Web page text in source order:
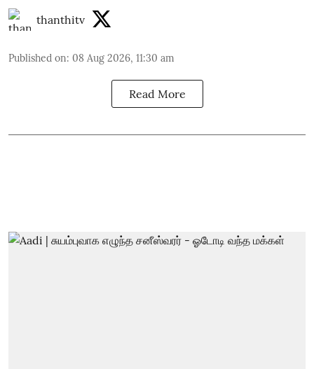
thanthitv
Published on: 08 Aug 2026, 11:30 am
Read More